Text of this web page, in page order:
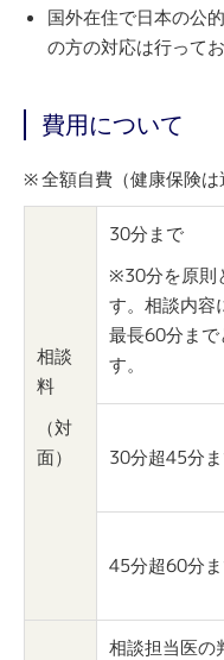
国外在住で日本の公
の方の対応は行ってお
費用について
全額自費（健康保険は
相談
料
（対
面）
30分まで
※30分を原則
す。相談内容
最長60分まで
す。
30分超45分
45分超60分
相談担当医の